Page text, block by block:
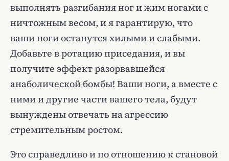
выполнять разгибания ног и жим ногами с
ничтожным весом, и я гарантирую, что
ваши ноги останутся хилыми и слабыми.
Добавьте в ротацию приседания, и вы
получите эффект разорвавшейся
анаболической бомбы! Ваши ноги, а вместе с
ними и другие части вашего тела, будут
вынуждены отвечать на агрессию
стремительным ростом.
Это справедливо и по отношению к становой